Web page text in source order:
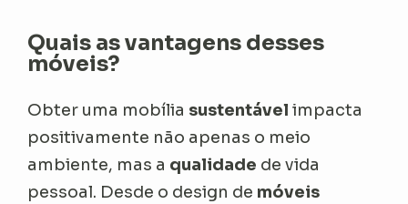
Quais as vantagens desses
móveis?
Obter uma mobília sustentávelimpacta
positivamente não apenas o meio
ambiente, mas a qualidade de vida
pessoal. Desde o design de móveis